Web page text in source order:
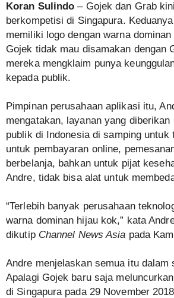
Koran Sulindo – Gojek dan Grab
berkompetisi di Singapura.
memiliki logo dengan warna
Gojek tidak mau disamakan dengan
mereka mengklaim punya
kepada publik.
Pimpinan perusahaan aplikasi itu,
mengatakan, layanan yang diberikan
publik di Indonesia di samping untuk
untuk pembayaran online,
berbelanja, bahkan untuk pijat
Andre, tidak bisa alat untuk
“Terlebih banyak perusahaan
warna dominan hijau kok,” kata
dikutip Channel News Asia pada
Andre menjelaskan semua itu dalam
Apalagi Gojek baru saja
di Singapura pada 29 November